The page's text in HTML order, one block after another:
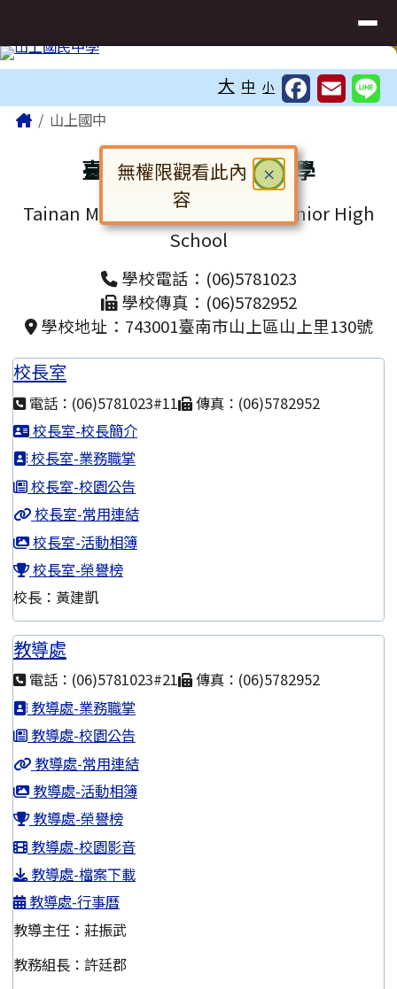
大 中 小
主內容區域
Home山上國中
臺南市市立山上國民中學
Tainan Municipal Shanshang Junior High
School
學校電話：(06)5781023
學校傳真：(06)5782952
學校地址：743001臺南市山上區山上里130號
校長室
電話：(06)5781023#11
傳真：(06)5782952
校長室-校長簡介
校長室-業務職掌
校長室-校園公告
校長室-常用連結
校長室-活動相簿
校長室-榮譽榜
校長：黃建凱
教導處
電話：(06)5781023#21
傳真：(06)5782952
教導處-業務職掌
教導處-校園公告
教導處-常用連結
教導處-活動相簿
教導處-榮譽榜
教導處-校園影音
教導處-檔案下載
教導處-行事曆
教導主任：莊振武
教務組長：許廷郡
頁尾區域
× 關閉
無權限觀看此內
容
對話框已開啟。請使用 Tab 鍵在